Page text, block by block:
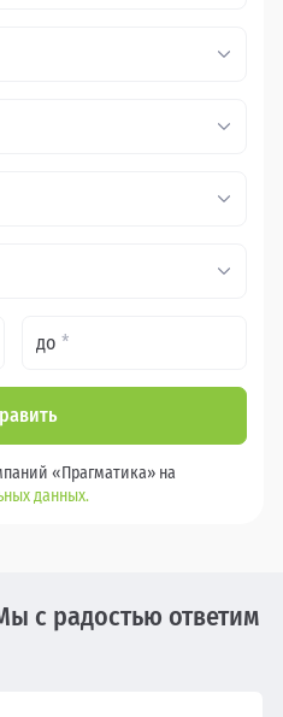
до
«Прагматика» на
данных.
с радостью ответим